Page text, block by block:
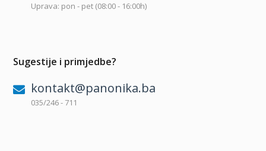
Uprava: pon - pet (08:00 - 16:00h)
Sugestije i primjedbe?
kontakt@panonika.ba
035/246 - 711